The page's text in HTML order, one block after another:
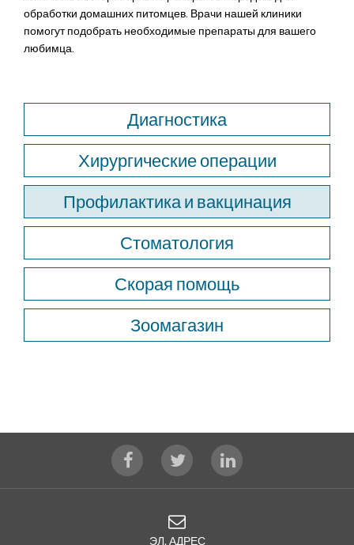
обработки домашних питомцев. Врачи нашей клиники
помогут подобрать необходимые препараты для вашего
любимца.
Диагностика
Хирургические операции
Профилактика и вакцинация
Стоматология
Скорая помощь
Зоомагазин
ЭЛ. АДРЕС